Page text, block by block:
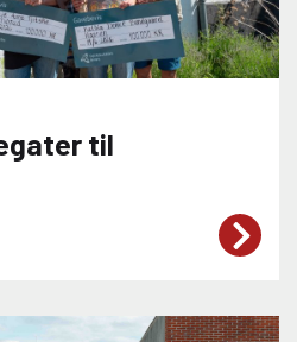
til
gives til elever